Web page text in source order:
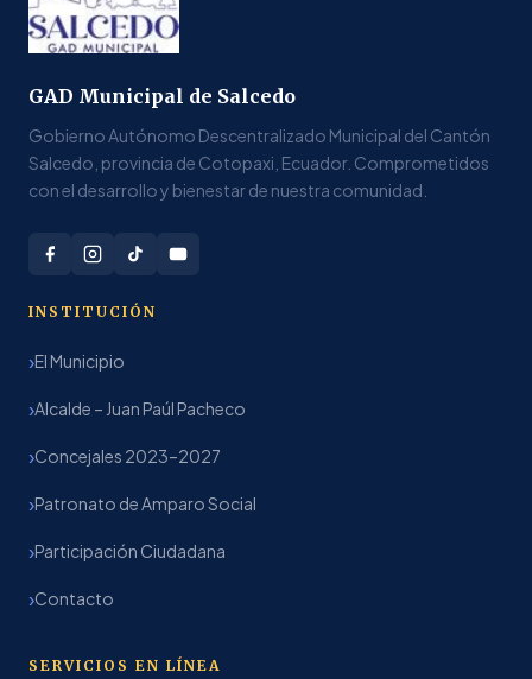
GAD Municipal de Salcedo
Gobierno Autónomo Descentralizado Municipal del Cantón
Salcedo, provincia de Cotopaxi, Ecuador. Comprometidos
con el desarrollo y bienestar de nuestra comunidad.
INSTITUCIÓN
El Municipio
Alcalde – Juan Paúl Pacheco
Concejales 2023–2027
Patronato de Amparo Social
Participación Ciudadana
Contacto
SERVICIOS EN LÍNEA